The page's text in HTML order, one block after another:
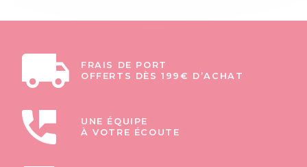
FRAIS DE PORT
OFFERTS DÈS 199€ D’ACHAT
UNE ÉQUIPE
À VOTRE ÉCOUTE